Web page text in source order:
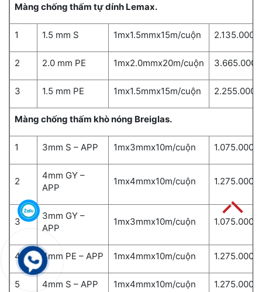
Màng chống thấm tự dính Lemax.
1 1.5 mm S 1mx1.5mmx15m/cuộn 2.135.000
2 2.0 mm PE 1mx2.0mmx20m/cuộn 3.665.000
3 1.5 mm PE 1mx1.5mmx15m/cuộn 2.255.000
Màng chống thấm khò nóng Breiglas.
1 3mm S – APP 1mx3mmx10m/cuộn 1.075.000
2
4mm GY –
APP
1mx4mmx10m/cuộn 1.275.000
3
3mm GY –
APP
1mx3mmx10m/cuộn 1.075.000
4 4mm PE – APP 1mx4mmx10m/cuộn 1.275.000
5 4mm S – APP 1mx4mmx10m/cuộn 1.275.000